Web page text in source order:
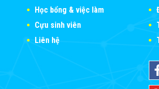
Học bổng & việc làm
Cựu sinh viên
Liên hệ